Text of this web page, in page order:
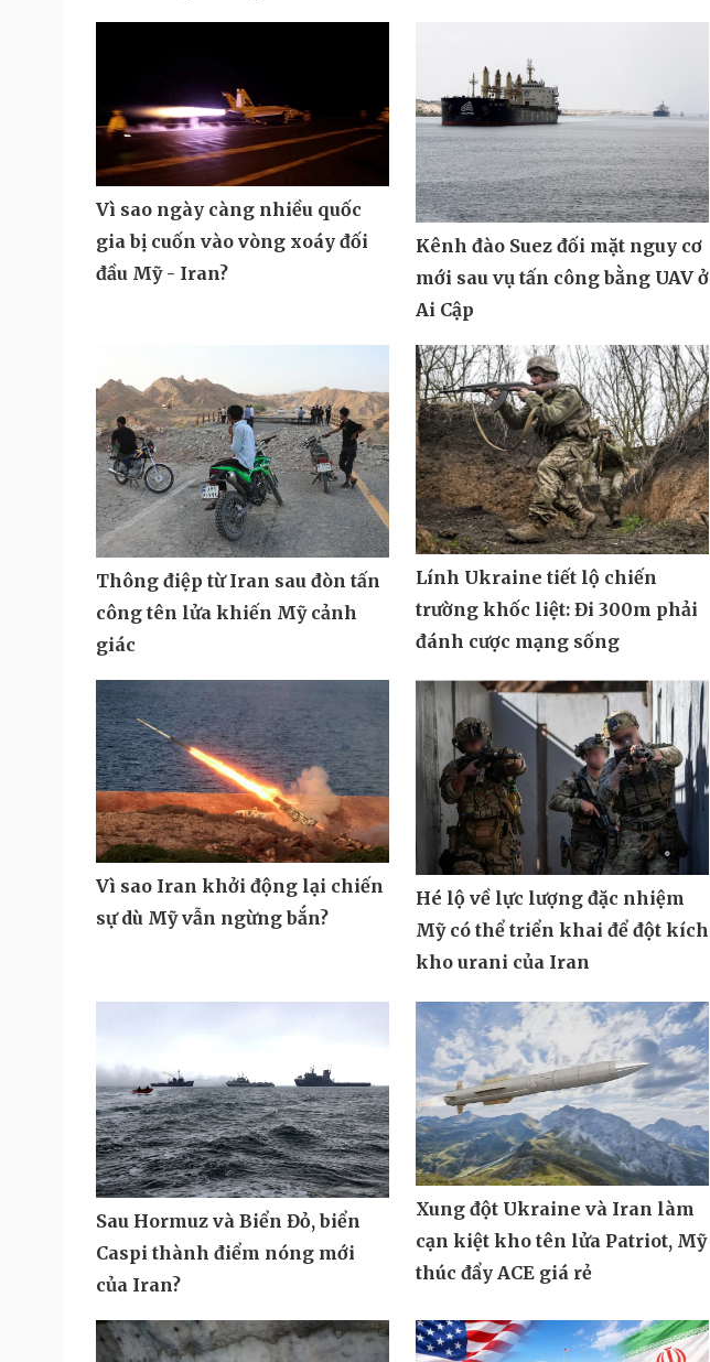
Vì sao ngày càng nhiều quốc
gia bị cuốn vào vòng xoáy đối
đầu Mỹ - Iran?
Kênh đào Suez đối mặt nguy cơ
mới sau vụ tấn công bằng UAV ở
Ai Cập
Thông điệp từ Iran sau đòn tấn
công tên lửa khiến Mỹ cảnh
giác
Lính Ukraine tiết lộ chiến
trường khốc liệt: Đi 300m phải
đánh cược mạng sống
Vì sao Iran khởi động lại chiến
sự dù Mỹ vẫn ngừng bắn?
Hé lộ về lực lượng đặc nhiệm
Mỹ có thể triển khai để đột kích
kho urani của Iran
Sau Hormuz và Biển Đỏ, biển
Caspi thành điểm nóng mới
của Iran?
Xung đột Ukraine và Iran làm
cạn kiệt kho tên lửa Patriot, Mỹ
thúc đẩy ACE giá rẻ